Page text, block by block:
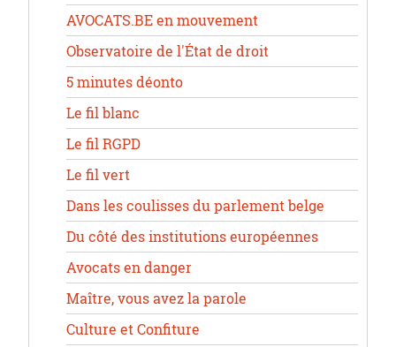
AVOCATS.BE en mouvement
Observatoire de l'État de droit
5 minutes déonto
Le fil blanc
Le fil RGPD
Le fil vert
Dans les coulisses du parlement belge
Du côté des institutions européennes
Avocats en danger
Maître, vous avez la parole
Culture et Confiture